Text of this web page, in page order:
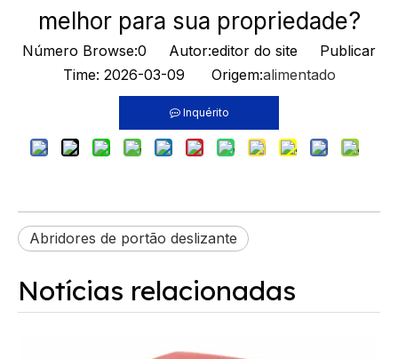
melhor para sua propriedade?
Número Browse:0 Autor:editor do site Publicar
Time: 2026-03-09 Origem:alimentado
Inquérito
Abridores de portão deslizante
Notícias relacionadas